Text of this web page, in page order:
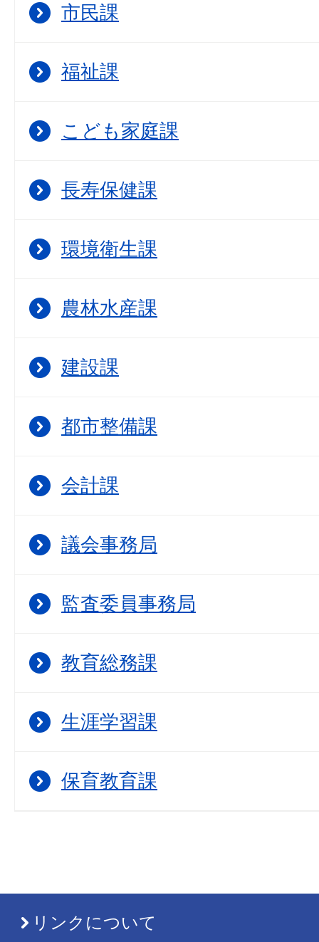
市民課
福祉課
こども家庭課
長寿保健課
環境衛生課
農林水産課
建設課
都市整備課
会計課
議会事務局
監査委員事務局
教育総務課
生涯学習課
保育教育課
リンクについて